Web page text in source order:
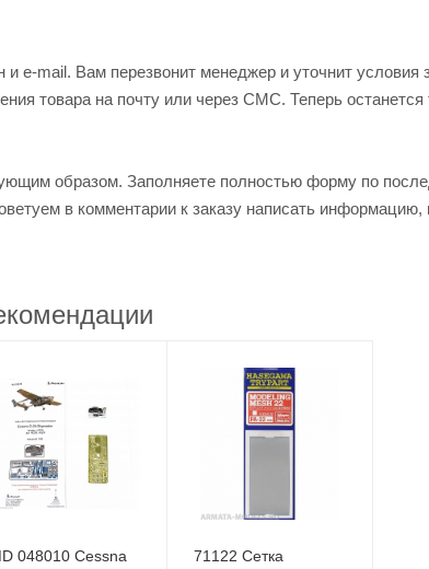
mail. Вам перезвонит менеджер и уточнит условия
товара на почту или через СМС. Теперь останется
образом. Заполняете полностью форму по
в комментарии к заказу написать информацию,
048010 Cessna
71122 Сетка